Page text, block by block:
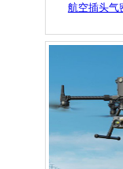
航空插头气